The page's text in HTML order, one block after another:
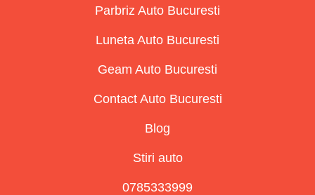
Parbriz Auto Bucuresti
Luneta Auto Bucuresti
Geam Auto Bucuresti
Contact Auto Bucuresti
Blog
Stiri auto
0785333999